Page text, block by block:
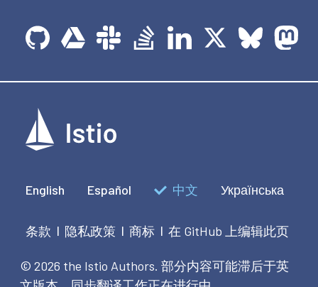
English Español 中文 Українська
条款 | 隐私政策 | 商标 | 在 GitHub 上编辑此页
© 2026 the Istio Authors. 部分内容可能滞后于英